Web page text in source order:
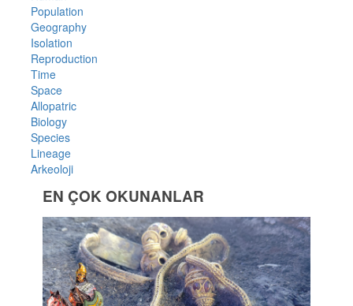
Population
Geography
Isolation
Reproduction
Time
Space
Allopatric
Biology
Species
Lineage
Arkeoloji
EN ÇOK OKUNANLAR